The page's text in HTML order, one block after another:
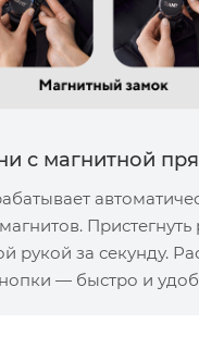
с магнитной
Пристегнуть
рукой за секунду.
— быстро и